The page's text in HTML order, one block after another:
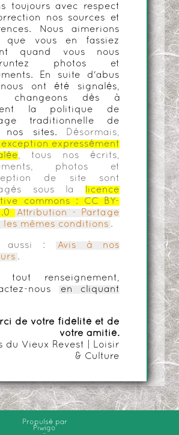
toujours avec respect
nos sources et
Nous aimerions
que vous en fassiez
quand vous nous
photos et
En suite d'abus
ont été signalés,
changeons dès à
la politique de
traditionnelle de
nos sites.
Désormais,
expressément
, tous nos écrits,
photos et
de site sont
sous la
licence
commons :
CC BY-
Attribution - Partage
les mêmes conditions .
aussi :
Avis à nos
.
tout renseignement,
nous
en cliquant
de votre fidélité et de
votre amitié.
du Vieux Revest | Loisir
& Culture
Propulsé par
Piwigo